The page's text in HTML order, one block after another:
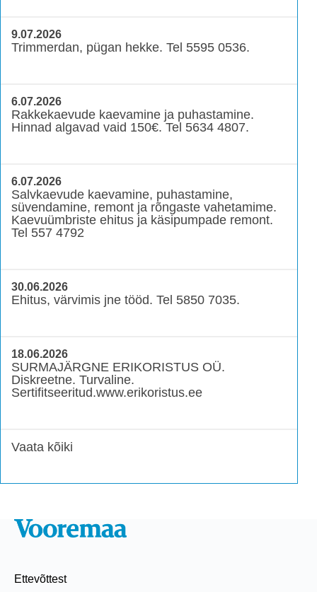
9.07.2026
Trimmerdan, pügan hekke. Tel 5595 0536.
6.07.2026
Rakkekaevude kaevamine ja puhastamine.
Hinnad algavad vaid 150€. Tel 5634 4807.
6.07.2026
Salvkaevude kaevamine, puhastamine,
süvendamine, remont ja rõngaste vahetamime.
Kaevuümbriste ehitus ja käsipumpade remont.
Tel 557 4792
30.06.2026
Ehitus, värvimis jne tööd. Tel 5850 7035.
18.06.2026
SURMAJÄRGNE ERIKORISTUS OÜ.
Diskreetne. Turvaline.
Sertifitseeritud.www.erikoristus.ee
Vaata kõiki
Ettevõttest